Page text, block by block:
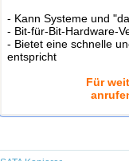
- Kann Systeme und
- Bit-für-Bit-Hardware-
- Bietet eine schnelle
entspricht
Für